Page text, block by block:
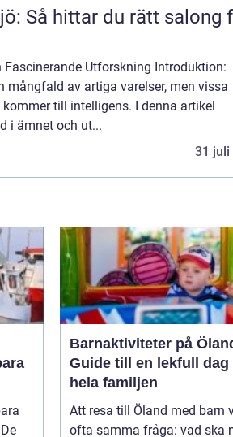
Så hittar du rätt salong
Fascinerande Utforskning Introduktion:
mångfald av artiga varelser, men vissa
till intelligens. I denna artikel
i ämnet och ut...
31 juli
Barnaktiviteter på
Guide till en lekfull dag
hela familjen
Att resa till Öland med barn
ofta samma fråga: vad ska